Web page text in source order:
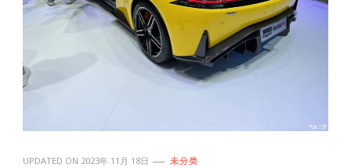
UPDATED ON 2023年 11月 18日 未分类